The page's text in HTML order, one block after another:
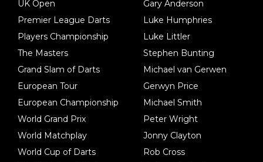
UK Open
Premier League Darts
Players Championship
The Masters
Grand Slam of Darts
European Tour
European Championship
World Grand Prix
World Matchplay
World Cup of Darts
Gary Anderson
Luke Humphries
Luke Littler
Stephen Bunting
Michael van Gerwen
Gerwyn Price
Michael Smith
Peter Wright
Jonny Clayton
Rob Cross